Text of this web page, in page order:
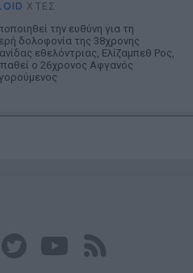
ΧΤΕΣ
την ευθύνη για τη
δολοφονία της 38χρονης
εθελόντριας, Ελίζαμπεθ Ρος,
ο 26χρονος Αφγανός